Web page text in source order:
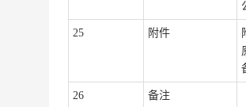
25 附件
26 备注